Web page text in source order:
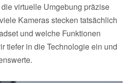
virtuelle Umgebung präzise
Kameras stecken tatsächlich
und welche Funktionen
tiefer in die Technologie ein und